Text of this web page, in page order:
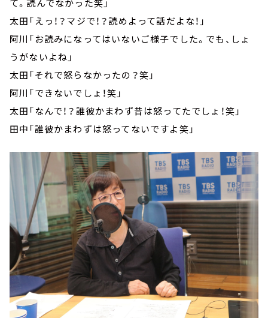
て。読んでなかった笑」
太田「えっ！？マジで！？読めよって話だよな！」
阿川「お読みになってはいないご様子でした。でも、しょ
うがないよね」
太田「それで怒らなかったの？笑」
阿川「できないでしょ！笑」
太田「なんで！？誰彼かまわず昔は怒ってたでしょ！笑」
田中「誰彼かまわずは怒ってないですよ笑」